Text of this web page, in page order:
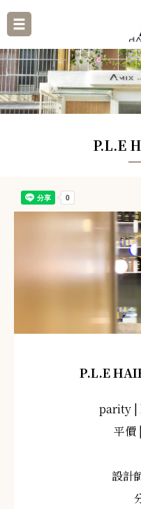
P.L.E
P.L.E
parity |
平價
設計